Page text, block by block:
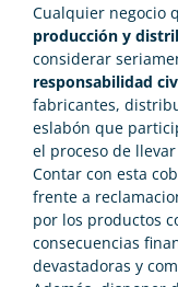
Cualquier negocio
producción y
considerar
responsabilidad
fabricantes,
eslabón que
el proceso de
Contar con esta
frente a
por los productos
consecuencias
devastadoras y